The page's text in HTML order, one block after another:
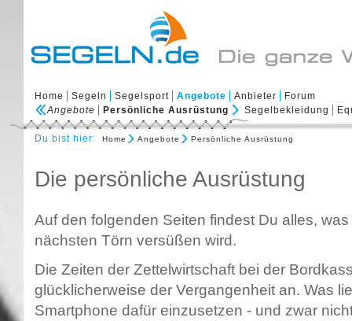
Home Segeln Segelsport Angebote Anbieter
Forum
Angebote
Persönliche Ausrüstung Segelbekleidung
Du bist hier: Home Angebote Persönliche Ausrüstung
Die persönliche Ausrüstung
Auf den folgenden Seiten findest Du alles,
nächsten Törn versüßen wird.
Die Zeiten der Zettelwirtschaft bei der
glücklicherweise der Vergangenheit an. Was
Smartphone dafür einzusetzen - und zwar